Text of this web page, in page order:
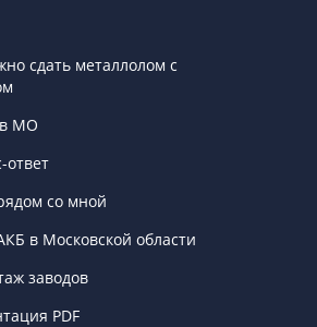
сдать металлолом с
МО
ответ
со мной
в Московской области
заводов
PDF